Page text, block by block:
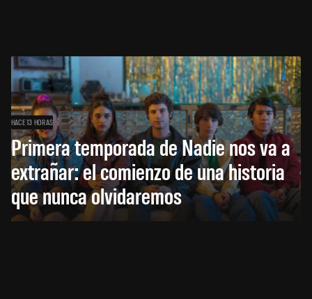
HACE 13 HORAS
Primera temporada de Nadie nos va a
extrañar: el comienzo de una historia
que nunca olvidaremos